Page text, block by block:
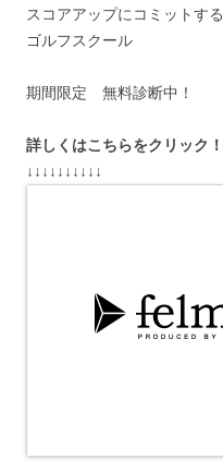
スコアアップにコミットする
ゴルフスクール
期間限定 無料診断中！
詳しくはこちらをクリック！
↓↓↓↓↓↓↓↓↓↓